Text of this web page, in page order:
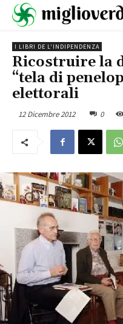
I LIBRI DE L'INDIPENDENZA
Ricostruire la
“tela di
elettorali
12 Dicembre 2012 0